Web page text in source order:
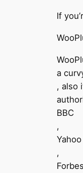
If
a
, also
BBC
,
Yahoo
,
Forbes